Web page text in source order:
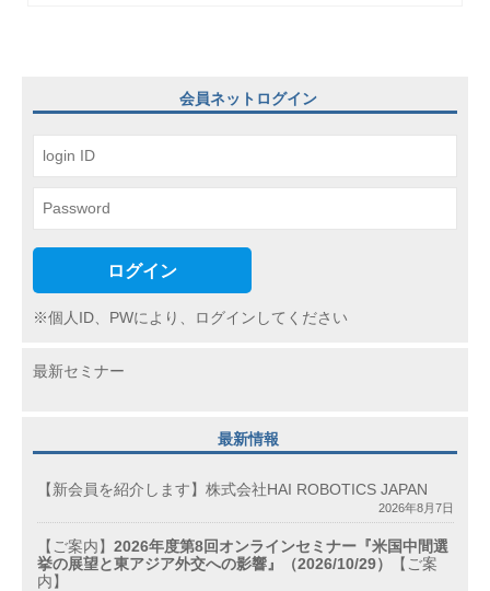
ン
会員ネットログイン
ログイン
※個人ID、PWにより、ログインしてください
最新セミナー
最新情報
【新会員を紹介します】株式会社HAI ROBOTICS JAPAN
2026年8月7日
【ご案内】 2026年度第8回オンラインセミナー『米国中間選
挙の展望と東アジア外交への影響』（2026/10/29）
【ご案
内】